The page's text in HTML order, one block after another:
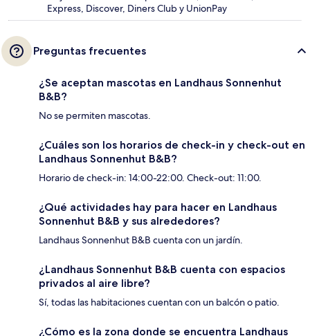
Express, Discover, Diners Club y UnionPay
Preguntas frecuentes
¿Se aceptan mascotas en Landhaus Sonnenhut
B&B?
No se permiten mascotas.
¿Cuáles son los horarios de check-in y check-out en
Landhaus Sonnenhut B&B?
Horario de check-in: 14:00-22:00. Check-out: 11:00.
¿Qué actividades hay para hacer en Landhaus
Sonnenhut B&B y sus alrededores?
Landhaus Sonnenhut B&B cuenta con un jardín.
¿Landhaus Sonnenhut B&B cuenta con espacios
privados al aire libre?
Sí, todas las habitaciones cuentan con un balcón o patio.
¿Cómo es la zona donde se encuentra Landhaus